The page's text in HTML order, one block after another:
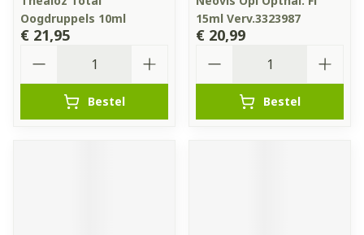
Oogdruppels 10ml
€ 21,95
Bestel
15ml Verv.3323987
€ 20,99
Bestel